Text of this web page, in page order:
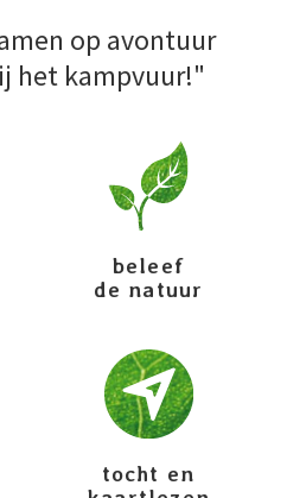
op avontuur
het kampvuur!"
beleef
de natuur
tocht en